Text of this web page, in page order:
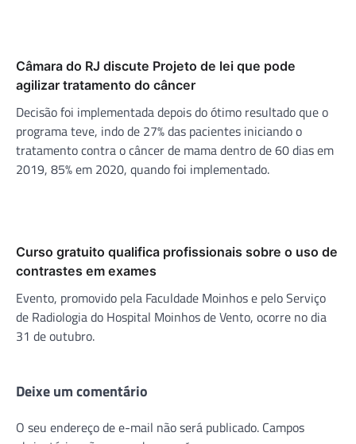
Câmara do RJ discute Projeto de lei que pode
agilizar tratamento do câncer
Decisão foi implementada depois do ótimo resultado que o
programa teve, indo de 27% das pacientes iniciando o
tratamento contra o câncer de mama dentro de 60 dias em
2019, 85% em 2020, quando foi implementado.
Curso gratuito qualifica profissionais sobre o uso de
contrastes em exames
Evento, promovido pela Faculdade Moinhos e pelo Serviço
de Radiologia do Hospital Moinhos de Vento, ocorre no dia
31 de outubro.
Deixe um comentário
O seu endereço de e-mail não será publicado. Campos